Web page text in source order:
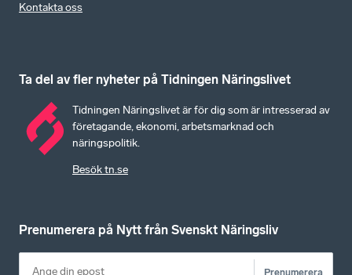
Kontakta oss
Ta del av fler nyheter på Tidningen Näringslivet
Tidningen Näringslivet är för dig som är intresserad av
företagande, ekonomi, arbetsmarknad och
näringspolitik.
Besök tn.se
Prenumerera på Nytt från Svenskt Näringsliv
Prenumerera